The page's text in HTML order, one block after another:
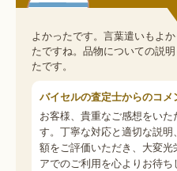
よかったです。言葉遣いもよ
たですね。品物についての説
たです。
バイセルの査定士からのコメ
お客様、貴重なご感想をい
す。丁寧な対応と適切な説
額をご評価いただき、大変
アでのご利用を心よりお待ち